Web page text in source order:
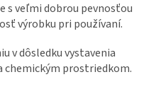
s veľmi dobrou pevnosťou
výrobku pri používaní.
v dôsledku vystavenia
chemickým prostriedkom.